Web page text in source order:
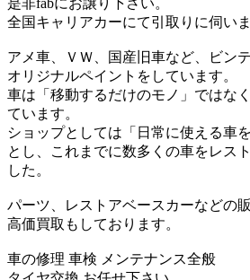
是非fabにお譲り下さい。
全国キャリアカーにて引取りに伺いま
アメ車、ＶＷ、国産旧車など、ビン
オリジナルペイントをしています。
車は「移動するだけのモノ」ではな
ています。
ショップとしては「日常に使える車
とし、これまでに数多くの車をレス
した。
パーツ、レストアベースカーなどの
高価買取もしております。
車の修理 車検 メンテナンス全般